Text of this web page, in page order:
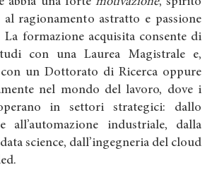
ragionamento astratto e passione
formazione acquisita consente di
con una Laurea Magistrale e,
con un Dottorato di Ricerca oppure
nel mondo del lavoro, dove i
in settori strategici: dallo
all’automazione industriale, dalla
science, dall’ingegneria del cloud